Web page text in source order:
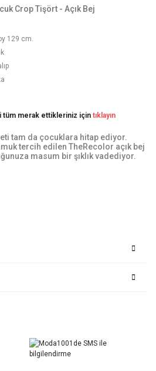
Crop Tişört - Açık Bej
129 cm.
tüm merak ettikleriniz için tıklayın
tam da çocuklara hitap ediyor.
tercih edilen TheRecolor açık bej
masum bir şıklık vadediyor.